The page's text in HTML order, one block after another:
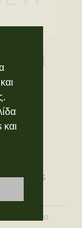
στη Μύκονο